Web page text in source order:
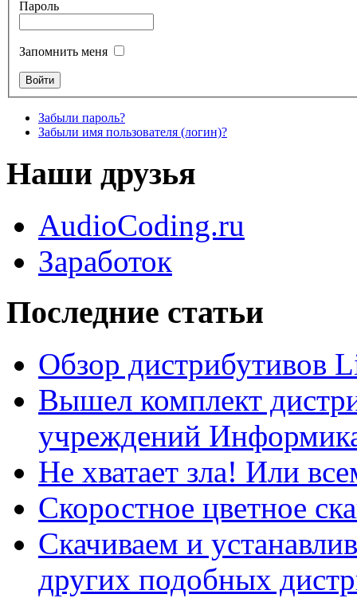
Пароль
Запомнить меня
Забыли пароль?
Забыли имя пользователя (логин)?
Наши друзья
AudioCoding.ru
Заработок
Последние статьи
Обзор дистрибутивов
Вышел комплект
учреждений
Не хватает зла! Или
Скоростное цветное
Скачиваем и
других подобных